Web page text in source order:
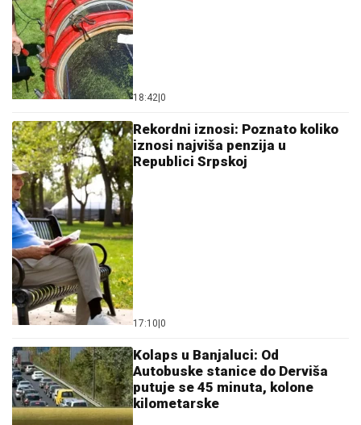
18:42 0
Rekordni iznosi: Poznato koliko
iznosi najviša penzija u
Republici Srpskoj
17:10 0
Kolaps u Banjaluci: Od
Autobuske stanice do Derviša
putuje se 45 minuta, kolone
kilometarske